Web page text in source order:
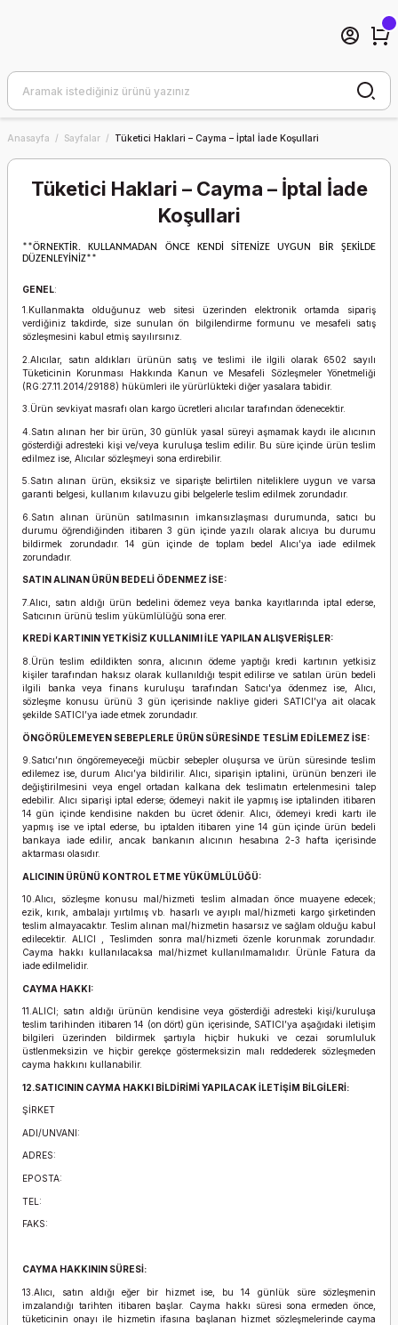
Anasayfa Sayfalar Tüketici Haklari – Cayma – İptal İade Koşullari
Tüketici Haklari – Cayma – İptal İade
Koşullari
**ÖRNEKTİR. KULLANMADAN ÖNCE KENDİ SİTENİZE UYGUN BİR ŞEKİLDE
DÜZENLEYİNİZ**
GENEL:
1.Kullanmakta olduğunuz web sitesi üzerinden elektronik ortamda sipariş
verdiğiniz takdirde, size sunulan ön bilgilendirme formunu ve mesafeli satış
sözleşmesini kabul etmiş sayılırsınız.
2.Alıcılar, satın aldıkları ürünün satış ve teslimi ile ilgili olarak 6502 sayılı
Tüketicinin Korunması Hakkında Kanun ve Mesafeli Sözleşmeler Yönetmeliği
(RG:27.11.2014/29188) hükümleri ile yürürlükteki diğer yasalara tabidir.
3.Ürün sevkiyat masrafı olan kargo ücretleri alıcılar tarafından ödenecektir.
4.Satın alınan her bir ürün, 30 günlük yasal süreyi aşmamak kaydı ile alıcının
gösterdiği adresteki kişi ve/veya kuruluşa teslim edilir. Bu süre içinde ürün teslim
edilmez ise, Alıcılar sözleşmeyi sona erdirebilir.
5.Satın alınan ürün, eksiksiz ve siparişte belirtilen niteliklere uygun ve varsa
garanti belgesi, kullanım kılavuzu gibi belgelerle teslim edilmek zorundadır.
6.Satın alınan ürünün satılmasının imkansızlaşması durumunda, satıcı bu
durumu öğrendiğinden itibaren 3 gün içinde yazılı olarak alıcıya bu durumu
bildirmek zorundadır. 14 gün içinde de toplam bedel Alıcı’ya iade edilmek
zorundadır.
SATIN ALINAN ÜRÜN BEDELİ ÖDENMEZ İSE:
7.Alıcı, satın aldığı ürün bedelini ödemez veya banka kayıtlarında iptal ederse,
Satıcının ürünü teslim yükümlülüğü sona erer.
KREDİ KARTININ YETKİSİZ KULLANIMI İLE YAPILAN ALIŞVERİŞLER:
8.Ürün teslim edildikten sonra, alıcının ödeme yaptığı kredi kartının yetkisiz
kişiler tarafından haksız olarak kullanıldığı tespit edilirse ve satılan ürün bedeli
ilgili banka veya finans kuruluşu tarafından Satıcı'ya ödenmez ise, Alıcı,
sözleşme konusu ürünü 3 gün içerisinde nakliye gideri SATICI’ya ait olacak
şekilde SATICI’ya iade etmek zorundadır.
ÖNGÖRÜLEMEYEN SEBEPLERLE ÜRÜN SÜRESİNDE TESLİM EDİLEMEZ İSE:
9.Satıcı’nın öngöremeyeceği mücbir sebepler oluşursa ve ürün süresinde teslim
edilemez ise, durum Alıcı’ya bildirilir. Alıcı, siparişin iptalini, ürünün benzeri ile
değiştirilmesini veya engel ortadan kalkana dek teslimatın ertelenmesini talep
edebilir. Alıcı siparişi iptal ederse; ödemeyi nakit ile yapmış ise iptalinden itibaren
14 gün içinde kendisine nakden bu ücret ödenir. Alıcı, ödemeyi kredi kartı ile
yapmış ise ve iptal ederse, bu iptalden itibaren yine 14 gün içinde ürün bedeli
bankaya iade edilir, ancak bankanın alıcının hesabına 2-3 hafta içerisinde
aktarması olasıdır.
ALICININ ÜRÜNÜ KONTROL ETME YÜKÜMLÜLÜĞÜ:
10.Alıcı, sözleşme konusu mal/hizmeti teslim almadan önce muayene edecek;
ezik, kırık, ambalajı yırtılmış vb. hasarlı ve ayıplı mal/hizmeti kargo şirketinden
teslim almayacaktır. Teslim alınan mal/hizmetin hasarsız ve sağlam olduğu kabul
edilecektir. ALICI , Teslimden sonra mal/hizmeti özenle korunmak zorundadır.
Cayma hakkı kullanılacaksa mal/hizmet kullanılmamalıdır. Ürünle Fatura da
iade edilmelidir.
CAYMA HAKKI:
11.ALICI; satın aldığı ürünün kendisine veya gösterdiği adresteki kişi/kuruluşa
teslim tarihinden itibaren 14 (on dört) gün içerisinde, SATICI’ya aşağıdaki iletişim
bilgileri üzerinden bildirmek şartıyla hiçbir hukuki ve cezai sorumluluk
üstlenmeksizin ve hiçbir gerekçe göstermeksizin malı reddederek sözleşmeden
cayma hakkını kullanabilir.
12.SATICININ CAYMA HAKKI BİLDİRİMİ YAPILACAK İLETİŞİM BİLGİLERİ:
ŞİRKET
ADI/UNVANI:
ADRES:
EPOSTA:
TEL:
FAKS:
CAYMA HAKKININ SÜRESİ:
13.Alıcı, satın aldığı eğer bir hizmet ise, bu 14 günlük süre sözleşmenin
imzalandığı tarihten itibaren başlar. Cayma hakkı süresi sona ermeden önce,
tüketicinin onayı ile hizmetin ifasına başlanan hizmet sözleşmelerinde cayma